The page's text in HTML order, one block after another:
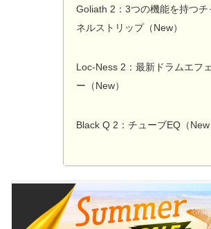
Goliath 2：3つの機能を持つチ
ネルストリップ（New）
Loc-Ness 2：最新ドラムエフ
ー（New）
Black Q 2：チューブEQ（New